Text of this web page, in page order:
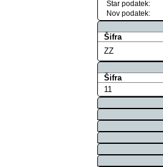
Star podatek:
Nov podatek:
Šifra
ZZ
Šifra
11